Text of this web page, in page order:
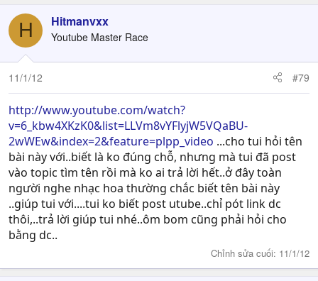
H Hitmanvxx
Youtube Master Race
11/1/12 #79
http://www.youtube.com/watch?
v=6_kbw4XKzK0&list=LLVm8vYFlyjW5VQaBU-
2wWEw&index=2&feature=plpp_video ...cho tui hỏi tên
bài này với..biết là ko đúng chỗ, nhưng mà tui đã post
vào topic tìm tên rồi mà ko ai trả lời hết..ở đây toàn
người nghe nhạc hoa thường chắc biết tên bài này
..giúp tui với....tui ko biết post utube..chỉ pót link dc
thôi,..trả lời giúp tui nhé..ôm bom cũng phải hỏi cho
bằng dc..
Chỉnh sửa cuối: 11/1/12